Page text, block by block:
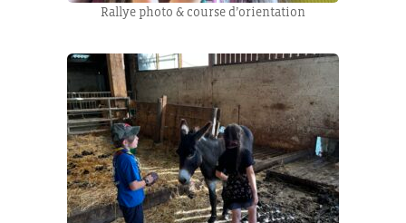
Rallye photo & course d’orientation